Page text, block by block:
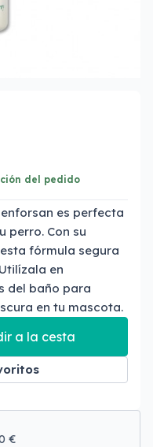
del pedido
es perfecta
perro. Con su
fórmula segura
en
del baño para
en tu mascota.
a la cesta
€